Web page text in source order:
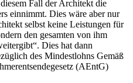
Fall der Architekt die
einnimmt. Dies wäre aber nur
selbst keine Leistungen für
den gesamten von ihm
Dies hat dann
des Mindestlohns Gemäß
(AEntG)